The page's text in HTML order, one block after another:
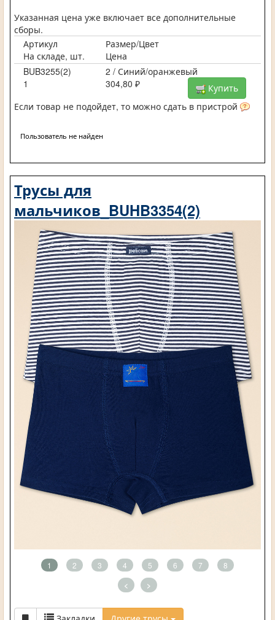
Указанная цена уже включает все дополнительные
сборы.
Артикул
Размер/Цвет
На складе, шт.
Цена
BUB3255(2)
2 / Синий/оранжевый
1
304,80 ₽
Купить
Если товар не подойдет, то можно сдать в пристрой
Пользователь не найден
Трусы для
мальчиков_BUHB3354(2)
1 2 3 4 5 6 7 8
< >